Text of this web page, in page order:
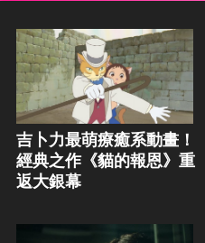
吉卜力最萌療癒系動畫！
經典之作《貓的報恩》重
返大銀幕